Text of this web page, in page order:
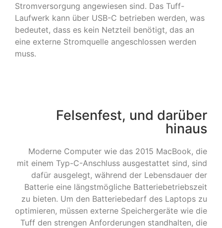
Stromversorgung angewiesen sind. Das Tuff-
Laufwerk kann über USB-C betrieben werden, was
bedeutet, dass es kein Netzteil benötigt, das an
eine externe Stromquelle angeschlossen werden
muss.
Felsenfest, und darüber
hinaus
Moderne Computer wie das 2015 MacBook, die
mit einem Typ-C-Anschluss ausgestattet sind, sind
dafür ausgelegt, während der Lebensdauer der
Batterie eine längstmögliche Batteriebetriebszeit
zu bieten. Um den Batteriebedarf des Laptops zu
optimieren, müssen externe Speichergeräte wie die
Tuff den strengen Anforderungen standhalten, die